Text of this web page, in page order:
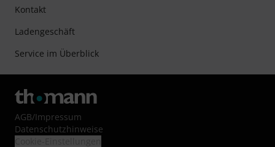
Kontakt
Ladengeschäft
Service im Überblick
AGB/Impressum
Datenschutzhinweise